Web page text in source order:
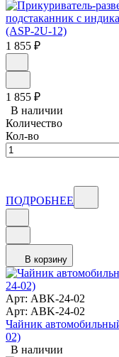
1 855 ₽
1 855 ₽
В наличии
Количество
Кол-во
ПОДРОБНЕЕ
В корзину
Арт: ABK-24-02
Арт: ABK-24-02
Чайник
02)
В наличии